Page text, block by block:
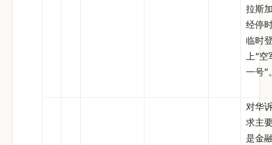
拉斯
经停
临时
上“空
一号”
对华
求主
是金